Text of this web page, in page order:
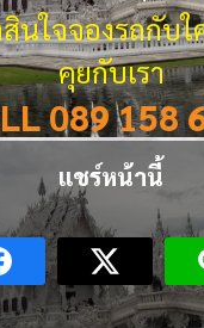
นใจจองรถกับใ
คุยกับเรา
089 158
แชร์หน้านี้